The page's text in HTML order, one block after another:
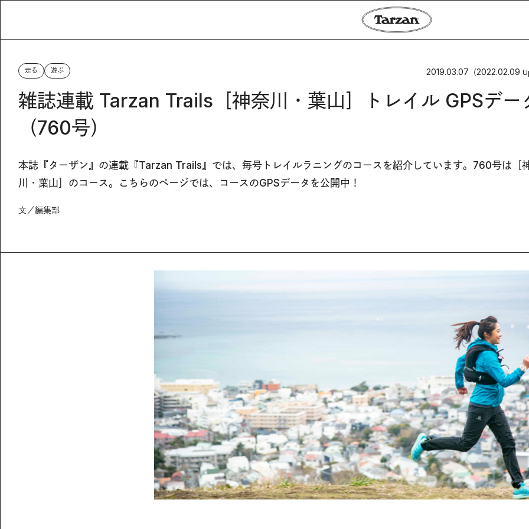
走る 遊ぶ 2019.03.07 （2022.02.09
雑誌連載 Tarzan Trails［神奈川・葉山］トレイル GPSデー
（760号）
本誌『ターザン』の連載『Tarzan Trails』では、毎号トレイルラニングのコースを紹介しています。760号は［
川・葉山］のコース。こちらのページでは、コースのGPSデータを公開中！
文／編集部